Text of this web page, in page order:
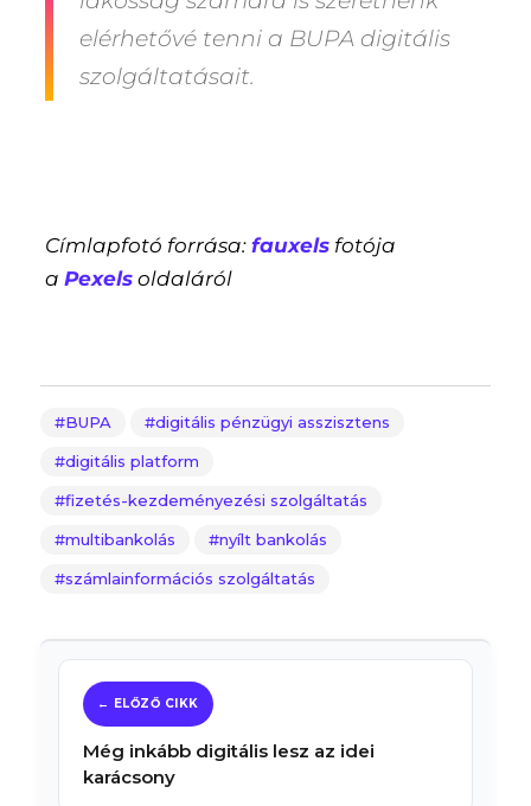
elérhetővé tenni a BUPA digitális
szolgáltatásait.
Címlapfotó forrása:fauxels fotója
aPexels oldaláról
BUPA digitális pénzügyi asszisztens
digitális platform
fizetés-kezdeményezési szolgáltatás
multibankolás nyílt bankolás
számlainformációs szolgáltatás
Még inkább digitális lesz az idei
karácsony